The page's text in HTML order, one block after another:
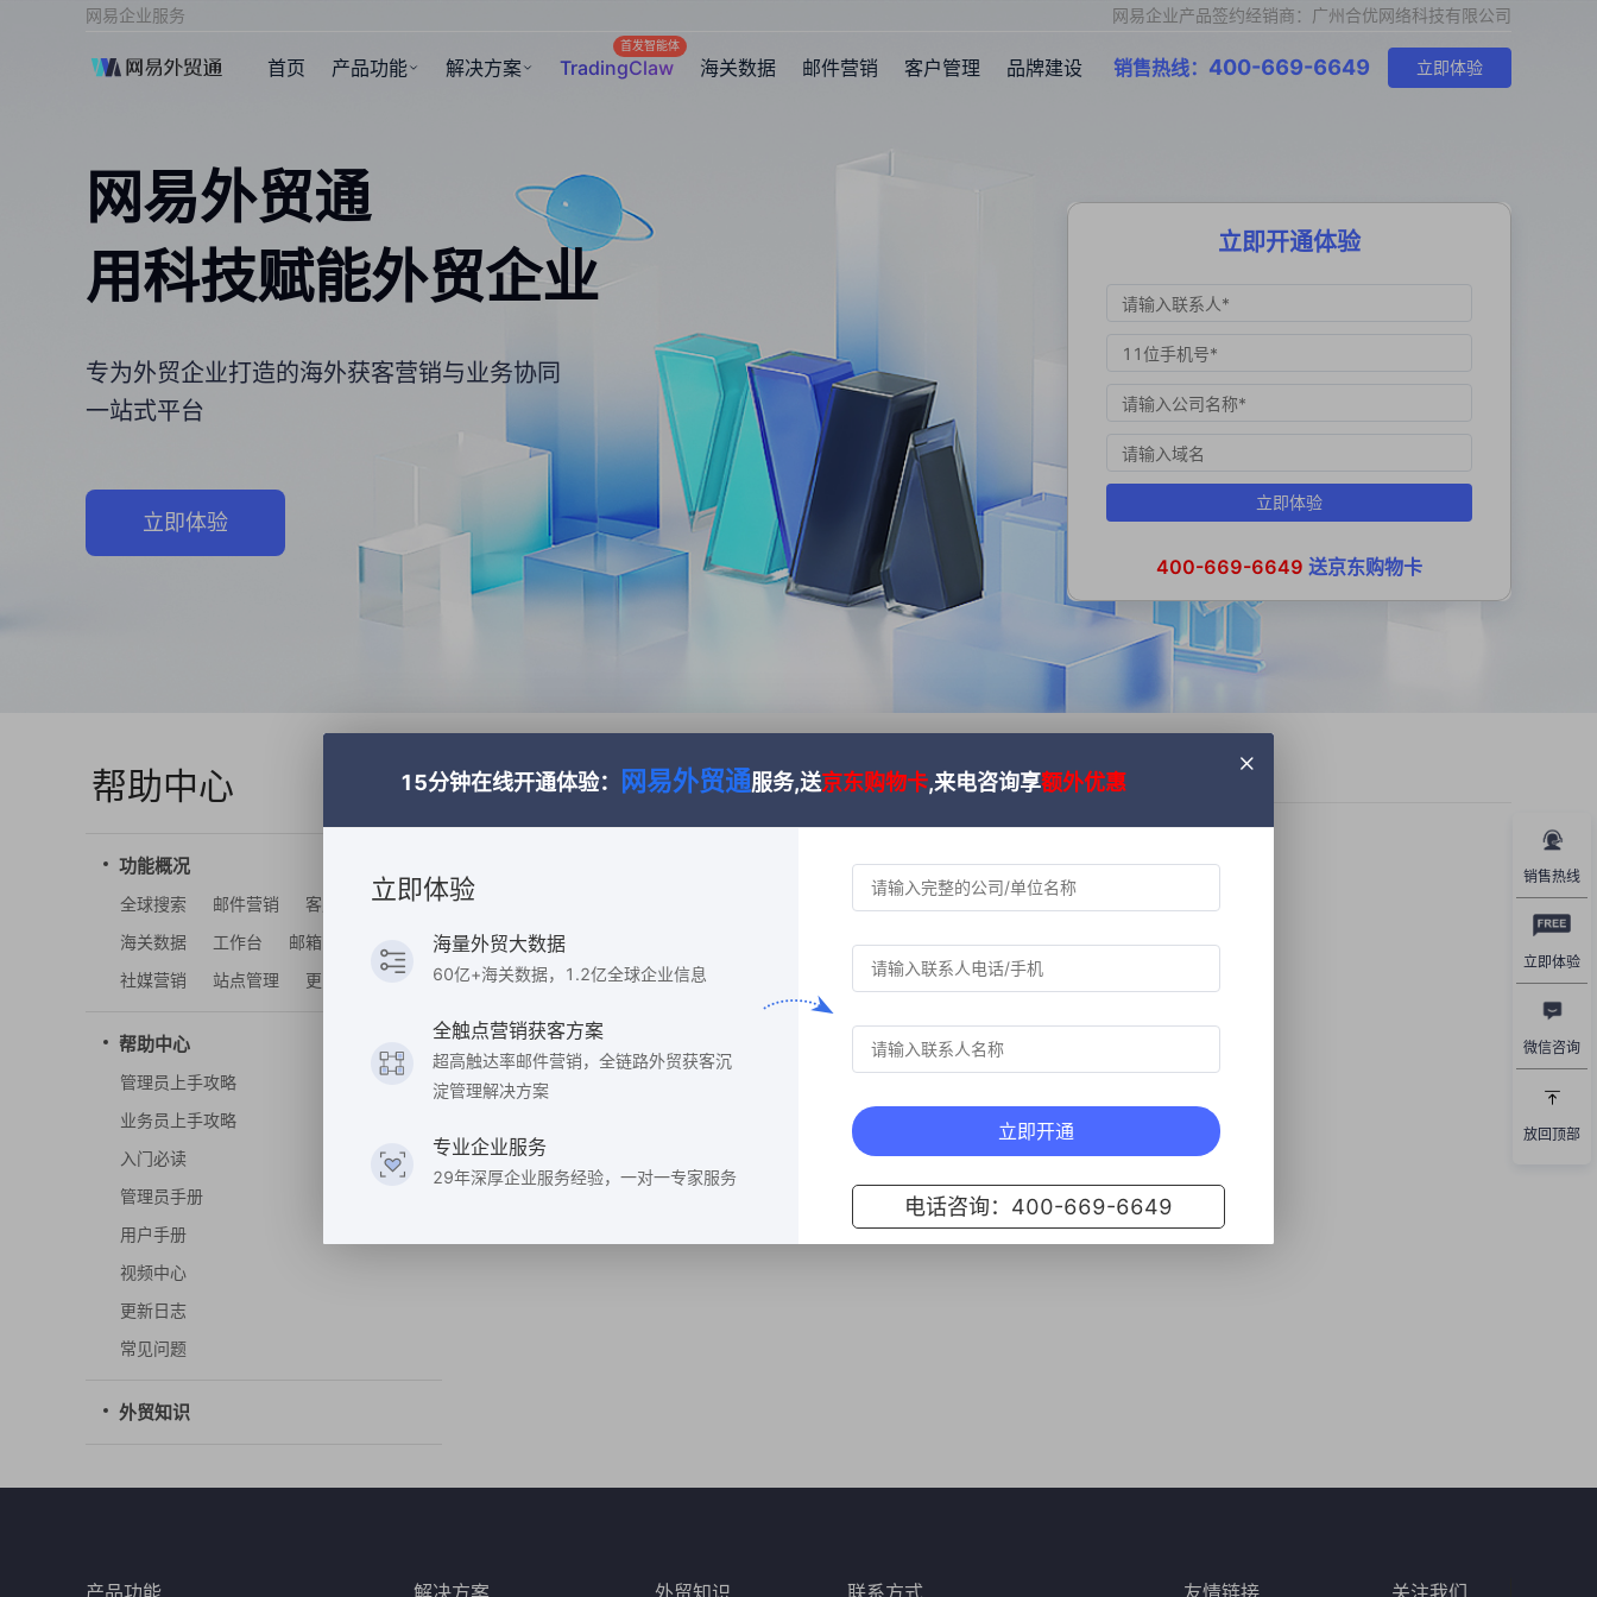
网易企业服务 网易企业产品签约经销商：广州合优网络科技有限公司
首页 产品功能 解决方案 TradingClaw
首发智能体
海关数据 邮件营销 客户管理 品牌建设 销售热线： 400-669-6649 立即体验
网易外贸通
用科技赋能外贸企业
专为外贸企业打造的海外获客营销与业务协同
一站式平台
立即体验
立即开通体验
立即体验
400-669-6649 送京东购物卡
帮助中心
功能概况
全球搜索 邮件营销
客户管理
海关数据
工作台
邮箱
社媒营销
站点管理 更多功能
帮助中心
管理员上手攻略
业务员上手攻略
入门必读
管理员手册
用户手册
视频中心
更新日志
常见问题
外贸知识
工作台
产品功能 解决方案 外贸知识 联系方式 友情链接 关注我们
15分钟在线开通体验： 网易外贸通服务,送京东购物卡,来电咨询享额外优惠
立即体验
海量外贸大数据
60亿+海关数据，1.2亿全球企业信息
全触点营销获客方案
超高触达率邮件营销，全链路外贸获客沉
淀管理解决方案
专业企业服务
29年深厚企业服务经验，一对一专家服务
立即开通
电话咨询：400-669-6649
销售热线
立即体验
微信咨询
放回顶部